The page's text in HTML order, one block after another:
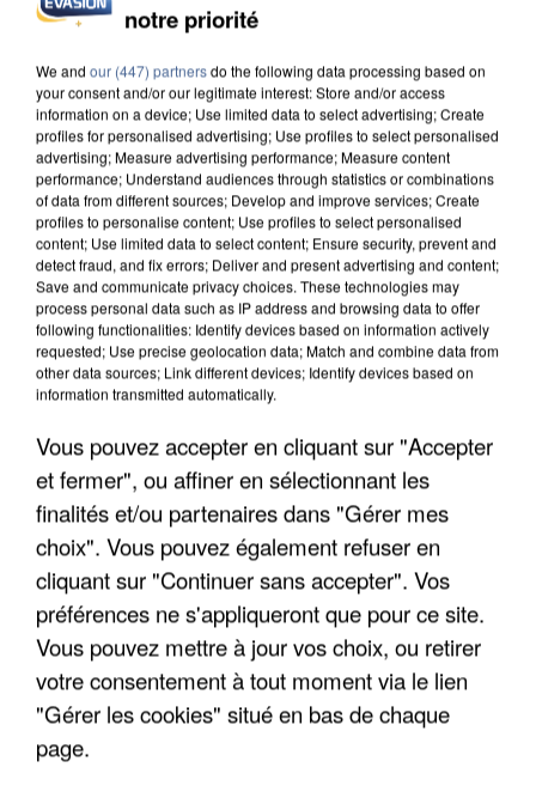
INCENDIES : L’ÎLE-DE-FRANCE LANCE UN ÉLAN
APRÈS TOUTES CES CANICULES, LES REFUGES
DE FAUNE SAUVAGE SONT...
notre priorité
We and our (447) partnersdo the following data processing based on
your consent and/or our legitimate interest: Store and/or access
information on a device; Use limited data to select advertising; Create
profiles for personalised advertising; Use profiles to select personalised
advertising; Measure advertising performance; Measure content
performance; Understand audiences through statistics or combinations
of data from different sources; Develop and improve services; Create
profiles to personalise content; Use profiles to select personalised
content; Use limited data to select content; Ensure security, prevent and
detect fraud, and fix errors; Deliver and present advertising and content;
Save and communicate privacy choices. These technologies may
process personal data such as IP address and browsing data to offer
following functionalities: Identify devices based on information actively
requested; Use precise geolocation data; Match and combine data from
other data sources; Link different devices; Identify devices based on
information transmitted automatically.
Vous pouvez accepter en cliquant sur "Accepter
et fermer", ou affiner en sélectionnant les
finalités et/ou partenaires dans "Gérer mes
choix". Vous pouvez également refuser en
cliquant sur "Continuer sans accepter". Vos
préférences ne s'appliqueront que pour ce site.
Vous pouvez mettre à jour vos choix, ou retirer
votre consentement à tout moment via le lien
"Gérer les cookies" situé en bas de chaque
page.